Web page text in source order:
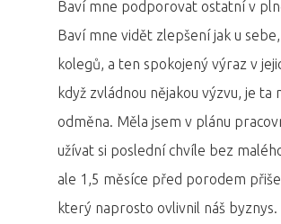
Baví mne podporovat ostatní v
Baví mne vidět zlepšení jak u
kolegů, a ten spokojený výraz v
když zvládnou nějakou výzvu, je ta
odměna. Měla jsem v plánu
užívat si poslední chvíle bez
ale 1,5 měsíce před porodem
který naprosto ovlivnil náš